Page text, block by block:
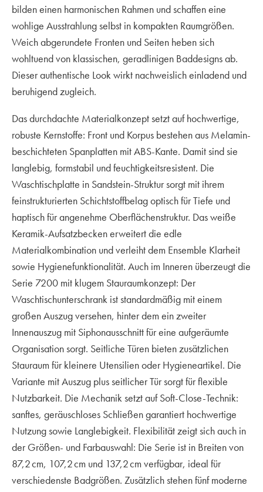
bilden einen harmonischen Rahmen und schaffen eine
wohlige Ausstrahlung selbst in kompakten Raumgrößen.
Weich abgerundete Fronten und Seiten heben sich
wohltuend von klassischen, geradlinigen Baddesigns ab.
Dieser authentische Look wirkt nachweislich einladend und
beruhigend zugleich.
Das durchdachte Materialkonzept setzt auf hochwertige,
robuste Kernstoffe: Front und Korpus bestehen aus Melamin-
beschichteten Spanplatten mit ABS-Kante. Damit sind sie
langlebig, formstabil und feuchtigkeitsresistent. Die
Waschtischplatte in Sandstein-Struktur sorgt mit ihrem
feinstrukturierten Schichtstoffbelag optisch für Tiefe und
haptisch für angenehme Oberflächenstruktur. Das weiße
Keramik-Aufsatzbecken erweitert die edle
Materialkombination und verleiht dem Ensemble Klarheit
sowie Hygienefunktionalität. Auch im Inneren überzeugt die
Serie 7200 mit klugem Stauraumkonzept: Der
Waschtischunterschrank ist standardmäßig mit einem
großen Auszug versehen, hinter dem ein zweiter
Innenauszug mit Siphonausschnitt für eine aufgeräumte
Organisation sorgt. Seitliche Türen bieten zusätzlichen
Stauraum für kleinere Utensilien oder Hygieneartikel. Die
Variante mit Auszug plus seitlicher Tür sorgt für flexible
Nutzbarkeit. Die Mechanik setzt auf Soft-Close-Technik:
sanftes, geräuschloses Schließen garantiert hochwertige
Nutzung sowie Langlebigkeit. Flexibilität zeigt sich auch in
der Größen- und Farbauswahl: Die Serie ist in Breiten von
87,2 cm, 107,2 cm und 137,2 cm verfügbar, ideal für
verschiedenste Badgrößen. Zusätzlich stehen fünf moderne